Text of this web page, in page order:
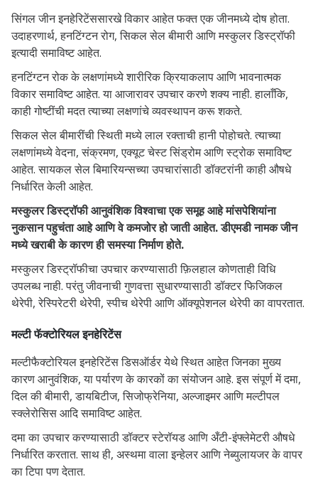
सिंगल जीन इनहेरिटेंससारखे विकार आहेत फक्त एक जीनमध्ये दोष होता.
उदाहरणार्थ, हनटिंग्टन रोग, सिकल सेल बीमारी आणि मस्कुलर डिस्ट्रॉफी
इत्यादी समाविष्ट आहेत.
हनटिंग्टन रोक के लक्षणांमध्ये शारीरिक क्रियाकलाप आणि भावनात्मक
विकार समाविष्ट आहेत. या आजारावर उपचार करणे शक्य नाही. हालाँकि,
काही गोष्टींची मदत त्याच्या लक्षणांचे व्यवस्थापन करू शकते.
सिकल सेल बीमारींची स्थिती मध्ये लाल रक्ताची हानी पोहोचते. त्याच्या
लक्षणांमध्ये वेदना, संक्रमण, एक्यूट चेस्ट सिंड्रोम आणि स्ट्रोक समाविष्ट
आहेत. सायकल सेल बिमारियन्सच्या उपचारांसाठी डॉक्टरांनी काही औषधे
निर्धारित केली आहेत.
मस्कुलर डिस्ट्रॉफी आनुवंशिक विश्वाचा एक समूह आहे मांसपेशियांना
नुकसान पहुचंता आहे आणि वे कमजोर हो जाती आहेत. डीएमडी नामक जीन
मध्ये खराबी के कारण ही समस्या निर्माण होते.
मस्कुलर डिस्ट्रॉफीचा उपचार करण्यासाठी फ़िलहाल कोणताही विधि
उपलब्ध नाही. परंतु जीवनाची गुणवत्ता सुधारण्यासाठी डॉक्टर फिजिकल
थेरेपी, रेस्पिरेटरी थेरेपी, स्पीच थेरेपी आणि ऑक्यूपेशनल थेरेपी का वापरतात.
मल्टी फॅक्टोरियल इनहेरिटेंस
मल्टीफैक्टोरियल इनहेरिटेंस डिसऑर्डर येथे स्थित आहेत जिनका मुख्य
कारण आनुवंशिक, या पर्यारण के कारकों का संयोजन आहे. इस संपूर्ण में दमा,
दिल की बीमारी, डायबिटीज, सिजोफ्रेनिया, अल्जाइमर आणि मल्टीपल
स्क्लेरोसिस आदि समाविष्ट आहेत.
दमा का उपचार करण्यासाठी डॉक्टर स्टेरॉयड आणि अँटी-इंफ्लेमेटरी औषधे
निर्धारित करतात. साथ ही, अस्थमा वाला इन्हेलर आणि नेब्युलायजर के वापर
का टिपा पण देतात.